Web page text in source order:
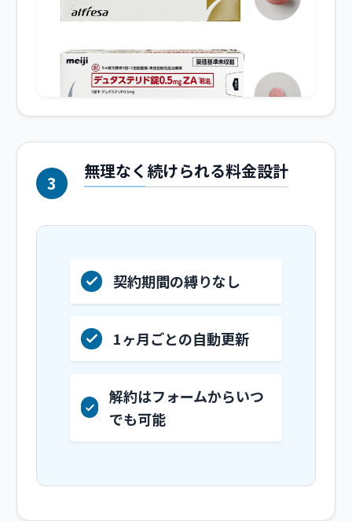
3
無理なく続けられる料金設計
契約期間の縛りなし
1ヶ月ごとの自動更新
解約はフォームからいつ
でも可能